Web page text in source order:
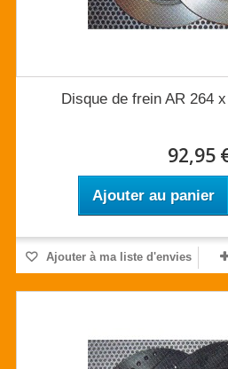
Disque de frein AR 264
92,95
Ajouter au panier
Ajouter à ma liste d'envies